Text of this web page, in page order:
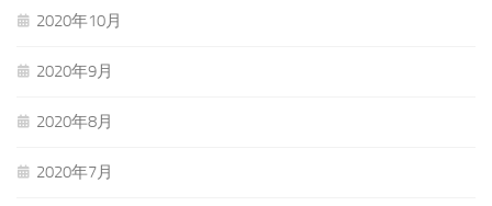
2020年10月
2020年9月
2020年8月
2020年7月